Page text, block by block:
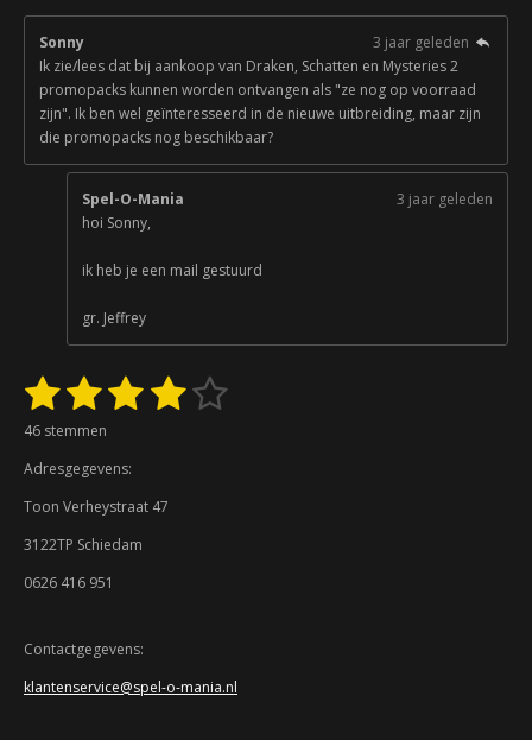
Sonny
3 jaar geleden
Ik zie/lees dat bij aankoop van Draken, Schatten en Mysteries 2
promopacks kunnen worden ontvangen als "ze nog op voorraad
zijn". Ik ben wel geïnteresseerd in de nieuwe uitbreiding, maar zijn
die promopacks nog beschikbaar?
Spel-O-Mania
3 jaar geleden
hoi Sonny,
ik heb je een mail gestuurd
gr. Jeffrey
R
t
n
g
3
.
4
8
1
s
t
e
r
2
s
t
e
r
r
n
3
t
e
r
r
n
4
e
5
46 stemmen
Adresgegevens:
Toon Verheystraat 47
3122TP Schiedam
0626 416 951
Contactgegevens:
klantenservice@spel-o-mania.nl